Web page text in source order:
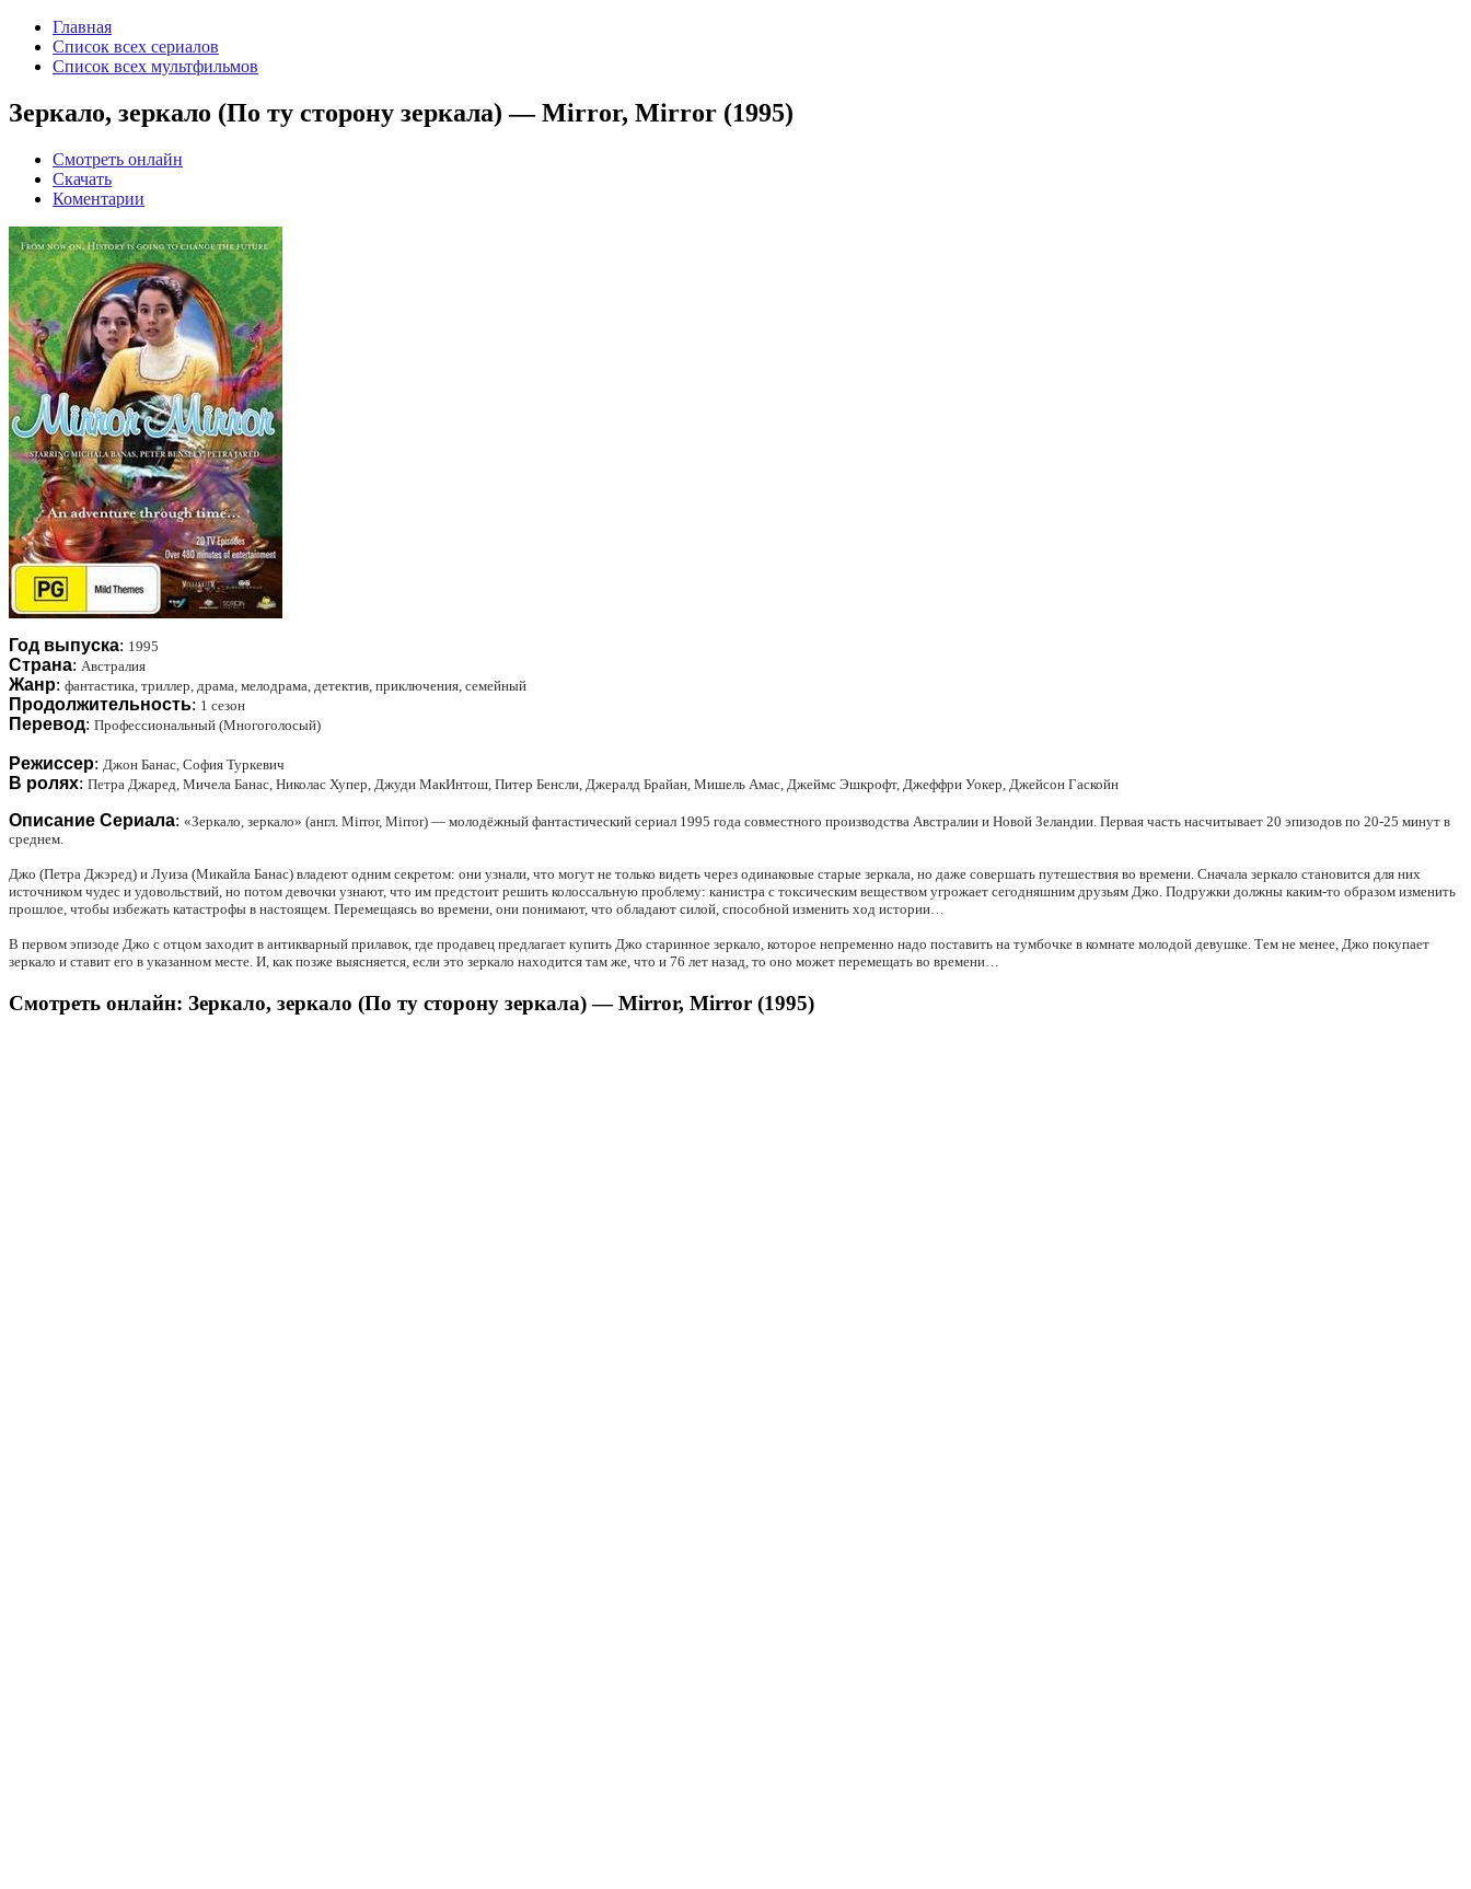
Главная
Список всех сериалов
Список всех мультфильмов
Зеркало, зеркало (По ту сторону зеркала) — Mirror, Mirror (1995)
Смотреть онлайн
Скачать
Коментарии
Год выпуска: 1995
Страна: Австралия
Жанр: фантастика, триллер, драма, мелодрама, детектив, приключения, семейный
Продолжительность: 1 сезон
Перевод: Профессиональный (Многоголосый)
Режиссер: Джон Банас, София Туркевич
В ролях: Петра Джаред, Мичела Банас, Николас Хупер, Джуди МакИнтош, Питер Бенсли, Джералд Брайан, Мишель Амас, Джеймс Эшкрофт, Джеффри Уокер, Джейсон Гаскойн
Описание Сериала: «Зеркало, зеркало» (англ. Mirror, Mirror) — молодёжный фантастический сериал 1995 года совместного производства Австралии и Новой Зеландии. Первая часть насчитывает 20 эпизодов по 20-25 минут в
среднем.
Джо (Петра Джэред) и Луиза (Микайла Банас) владеют одним секретом: они узнали, что могут не только видеть через одинаковые старые зеркала, но даже совершать путешествия во времени. Сначала зеркало становится для них
источником чудес и удовольствий, но потом девочки узнают, что им предстоит решить колоссальную проблему: канистра с токсическим веществом угрожает сегодняшним друзьям Джо. Подружки должны каким-то образом изменить
прошлое, чтобы избежать катастрофы в настоящем. Перемещаясь во времени, они понимают, что обладают силой, способной изменить ход истории…
В первом эпизоде Джо с отцом заходит в антикварный прилавок, где продавец предлагает купить Джо старинное зеркало, которое непременно надо поставить на тумбочке в комнате молодой девушке. Тем не менее, Джо покупает
зеркало и ставит его в указанном месте. И, как позже выясняется, если это зеркало находится там же, что и 76 лет назад, то оно может перемещать во времени…
Смотреть онлайн: Зеркало, зеркало (По ту сторону зеркала) — Mirror, Mirror (1995)